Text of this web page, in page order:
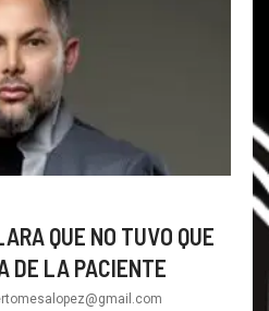
QUE NO TUVO QUE
DE LA PACIENTE